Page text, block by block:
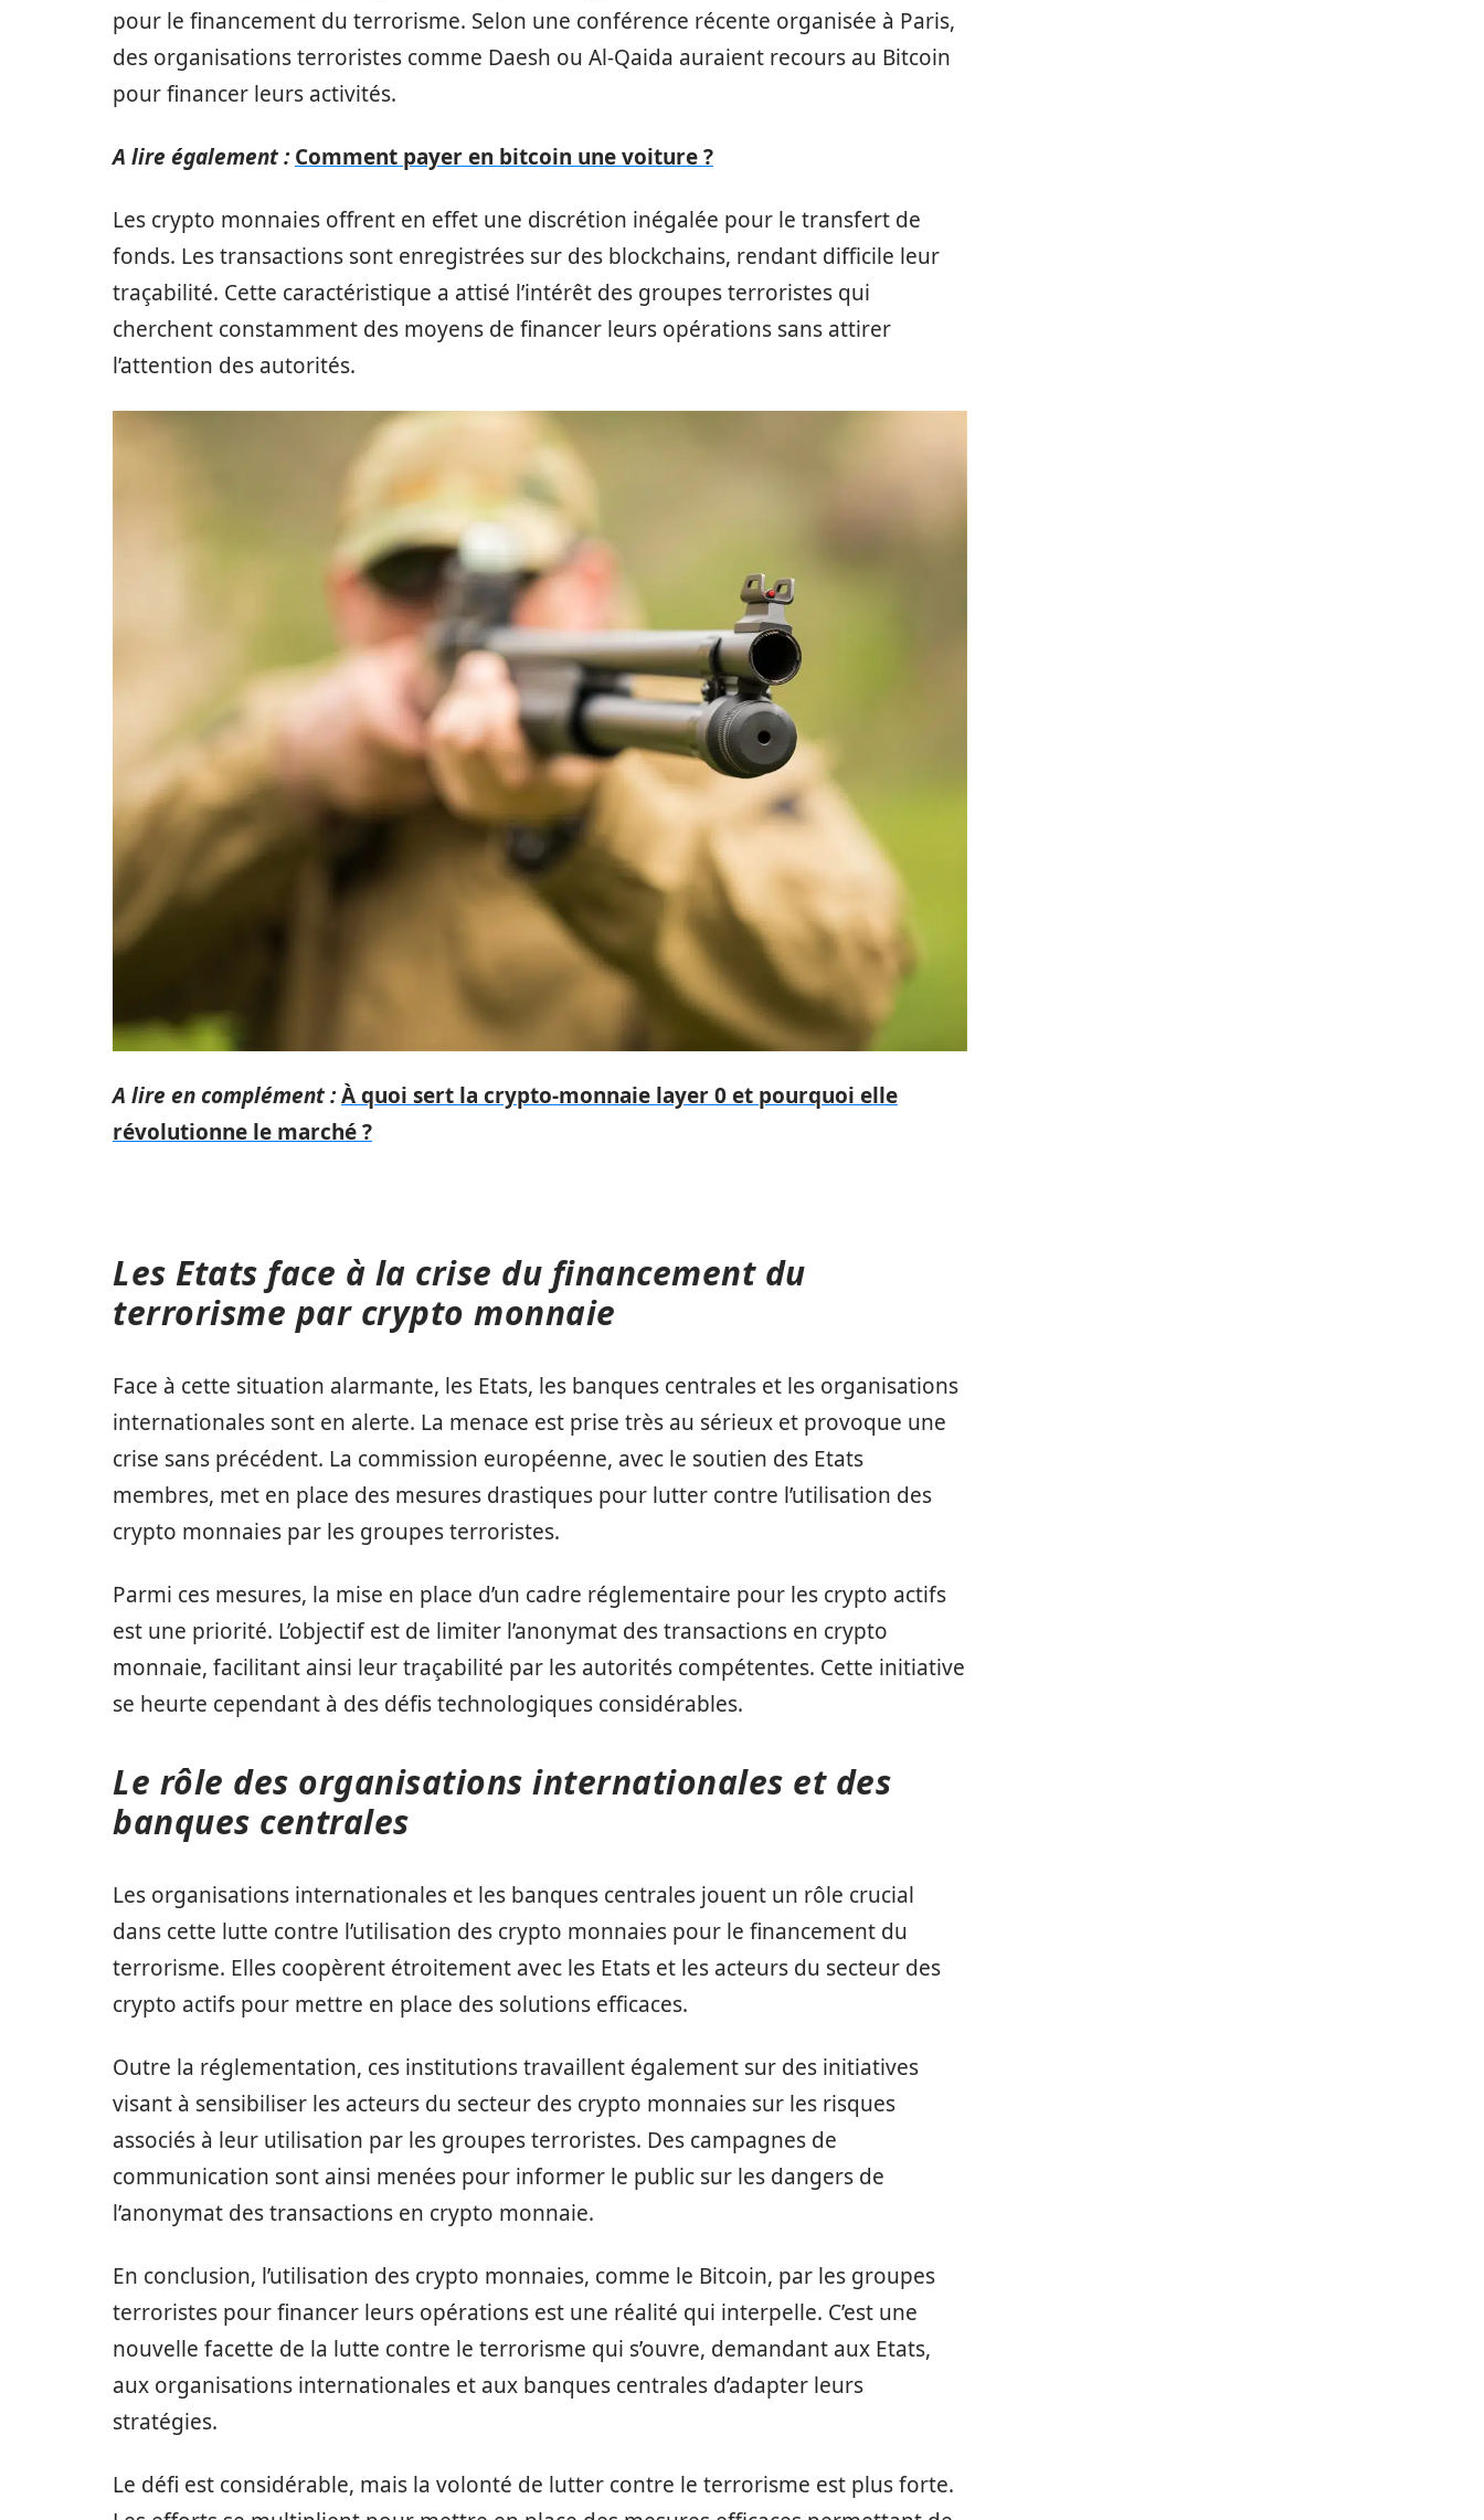
pour le financement du terrorisme. Selon une conférence récente organisée à Paris,
des organisations terroristes comme Daesh ou Al-Qaida auraient recours au Bitcoin
pour financer leurs activités.
A lire également : Comment payer en bitcoin une voiture ?
Les crypto monnaies offrent en effet une discrétion inégalée pour le transfert de
fonds. Les transactions sont enregistrées sur des blockchains, rendant difficile leur
traçabilité. Cette caractéristique a attisé l’intérêt des groupes terroristes qui
cherchent constamment des moyens de financer leurs opérations sans attirer
l’attention des autorités.
A lire en complément :À quoi sert la crypto-monnaie layer 0 et pourquoi elle
révolutionne le marché ?
Les Etats face à la crise du financement du
terrorisme par crypto monnaie
Face à cette situation alarmante, les Etats, les banques centrales et les organisations
internationales sont en alerte. La menace est prise très au sérieux et provoque une
crise sans précédent. La commission européenne, avec le soutien des Etats
membres, met en place des mesures drastiques pour lutter contre l’utilisation des
crypto monnaies par les groupes terroristes.
Parmi ces mesures, la mise en place d’un cadre réglementaire pour les crypto actifs
est une priorité. L’objectif est de limiter l’anonymat des transactions en crypto
monnaie, facilitant ainsi leur traçabilité par les autorités compétentes. Cette initiative
se heurte cependant à des défis technologiques considérables.
Le rôle des organisations internationales et des
banques centrales
Les organisations internationales et les banques centrales jouent un rôle crucial
dans cette lutte contre l’utilisation des crypto monnaies pour le financement du
terrorisme. Elles coopèrent étroitement avec les Etats et les acteurs du secteur des
crypto actifs pour mettre en place des solutions efficaces.
Outre la réglementation, ces institutions travaillent également sur des initiatives
visant à sensibiliser les acteurs du secteur des crypto monnaies sur les risques
associés à leur utilisation par les groupes terroristes. Des campagnes de
communication sont ainsi menées pour informer le public sur les dangers de
l’anonymat des transactions en crypto monnaie.
En conclusion, l’utilisation des crypto monnaies, comme le Bitcoin, par les groupes
terroristes pour financer leurs opérations est une réalité qui interpelle. C’est une
nouvelle facette de la lutte contre le terrorisme qui s’ouvre, demandant aux Etats,
aux organisations internationales et aux banques centrales d’adapter leurs
stratégies.
Le défi est considérable, mais la volonté de lutter contre le terrorisme est plus forte.